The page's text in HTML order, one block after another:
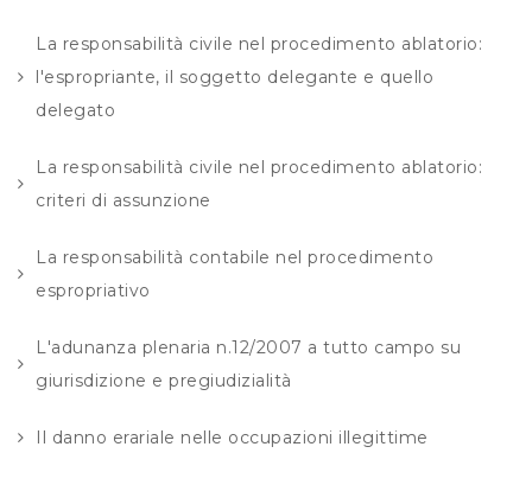
La responsabilità civile nel procedimento ablatorio:
l'espropriante, il soggetto delegante e quello
delegato
La responsabilità civile nel procedimento ablatorio:
criteri di assunzione
La responsabilità contabile nel procedimento
espropriativo
L'adunanza plenaria n.12/2007 a tutto campo su
giurisdizione e pregiudizialità
Il danno erariale nelle occupazioni illegittime